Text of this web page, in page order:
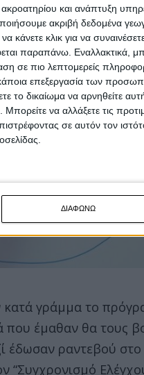
και ανάπτυξη
ακριβή δεδομένα
κλικ για να
παραπάνω. Εναλλακτικά,
σε πιο λεπτομερείς
επεξεργασία των
το δικαίωμα να αρνηθείτε
να αλλάξετε τις
σε αυτόν τον
ΔΙΑΦΩΝΩ
κατά γράμμα το
που έμαθαν θα τους
έδωσαν ραντεβού
“Συγχρονισμό